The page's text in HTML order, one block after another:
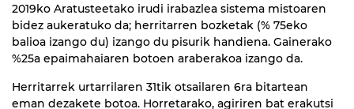
2019ko Aratusteetako irudi irabazlea sistema mistoaren
bidez aukeratuko da; herritarren bozketak (% 75eko
balioa izango du) izango du pisurik handiena. Gainerako
%25a epaimahaiaren botoen araberakoa izango da.
Herritarrek urtarrilaren 31tik otsailaren 6ra bitartean
eman dezakete botoa. Horretarako, agiriren bat erakutsi